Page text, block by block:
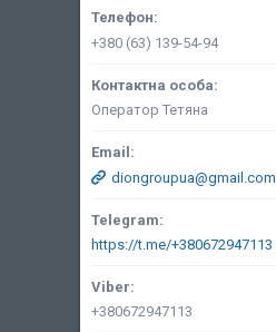
+380 (63) 139-54-94
Оператор Тетяна
diongroupua@gmail.com
https://t.me/+380672947113
+380672947113